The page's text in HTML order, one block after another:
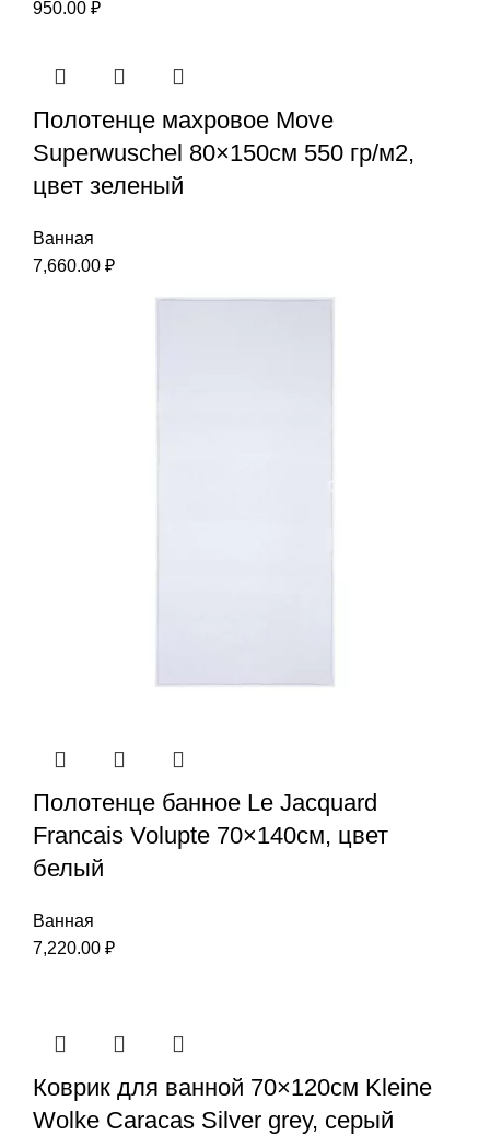
950.00 ₽
Полотенце махровое Move
Superwuschel 80×150см 550 гр/м2,
цвет зеленый
Ванная
7,660.00 ₽
Полотенце банное Le Jacquard
Francais Volupte 70×140см, цвет
белый
Ванная
7,220.00 ₽
Коврик для ванной 70×120см Kleine
Wolke Caracas Silver grey, серый